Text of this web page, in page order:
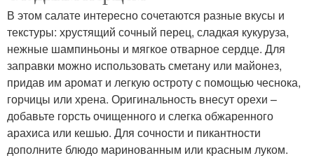
В этом салате интересно сочетаются разные вкусы и
текстуры: хрустящий сочный перец, сладкая кукуруза,
нежные шампиньоны и мягкое отварное сердце. Для
заправки можно использовать сметану или майонез,
придав им аромат и легкую остроту с помощью чеснока,
горчицы или хрена. Оригинальность внесут орехи –
добавьте горсть очищенного и слегка обжаренного
арахиса или кешью. Для сочности и пикантности
дополните блюдо маринованным или красным луком.